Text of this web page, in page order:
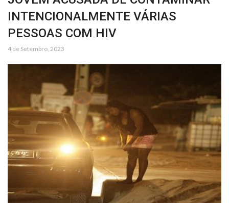
INTENCIONALMENTE VÁRIAS
PESSOAS COM HIV
4 de Setembro, 2023